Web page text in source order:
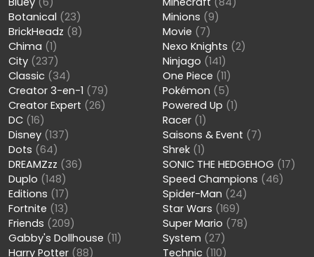
Botanical (23)
BrickHeadz (8)
Chima (1)
City (237)
Classic (34)
Creator 3-en-1 (79)
Creator Expert (26)
DC (16)
Disney (137)
Dots (64)
DREAMZzz (36)
Duplo (148)
Editions (17)
Fortnite (13)
Friends (209)
Gabby's Dollhouse (11)
Harry Potter (88)
Minions (9)
Movie (7)
Nexo Knights (2)
Ninjago (141)
One Piece (11)
Pokémon (5)
Powered Up (1)
Racer (1)
Saisons & Event (7)
Shrek (1)
SONIC THE HEDGEHOG (17)
Speed Champions (46)
Spider-Man (24)
Star Wars (169)
Super Mario (78)
System (27)
Technic (110)